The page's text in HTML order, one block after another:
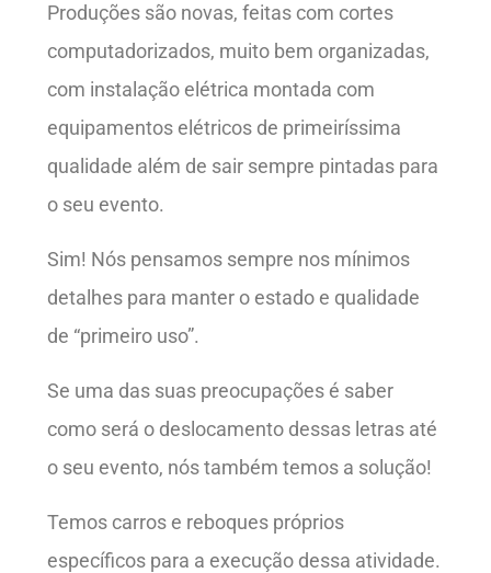
Produções são novas, feitas com cortes
computadorizados, muito bem organizadas,
com instalação elétrica montada com
equipamentos elétricos de primeiríssima
qualidade além de sair sempre pintadas para
o seu evento.
Sim! Nós pensamos sempre nos mínimos
detalhes para manter o estado e qualidade
de “primeiro uso”.
Se uma das suas preocupações é saber
como será o deslocamento dessas letras até
o seu evento, nós também temos a solução!
Temos carros e reboques próprios
específicos para a execução dessa atividade.